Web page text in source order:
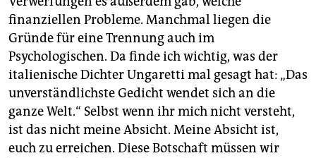
finanziellen Probleme. Manchmal liegen die
Gründe für eine Trennung auch im
Psychologischen. Da finde ich wichtig, was der
italienische Dichter Ungaretti mal gesagt hat: „Das
unverständlichste Gedicht wendet sich an die
ganze Welt.“ Selbst wenn ihr mich nicht versteht,
ist das nicht meine Absicht. Meine Absicht ist,
euch zu erreichen. Diese Botschaft müssen wir